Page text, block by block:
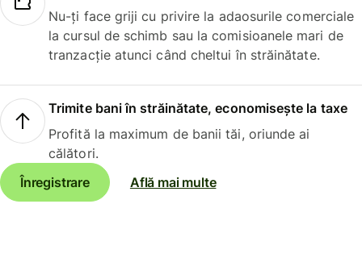
Nu-ți face griji cu privire la adaosurile comerciale
la cursul de schimb sau la comisioanele mari de
tranzacție atunci când cheltui în străinătate.
Trimite bani în străinătate, economisește la taxe
Profită la maximum de banii tăi, oriunde ai
călători.
Înregistrare
Află mai multe